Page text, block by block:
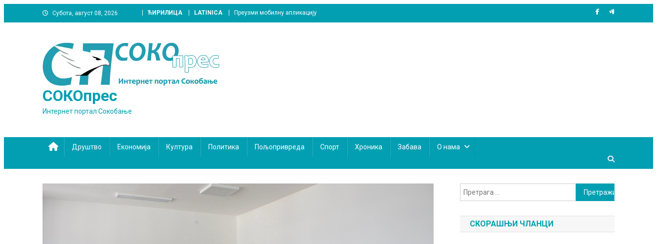
to
Субота, август 08, 2026 ЋИРИЛИЦА LATINICA Преузми мобилну апликацију
СОКОпрес
Интернет портал Сокобање
Друштво Економија Култура Политика Пољопривреда Спорт Хроника Забава О нама
Претрага
за:
СКОРАШЊИ ЧЛАНЦИ